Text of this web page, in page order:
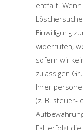
entfällt.
Einwilligung
widerrufen,
sofern wir
zulässigen
Ihrer
(z. B. steuer-
Fall erfolgt